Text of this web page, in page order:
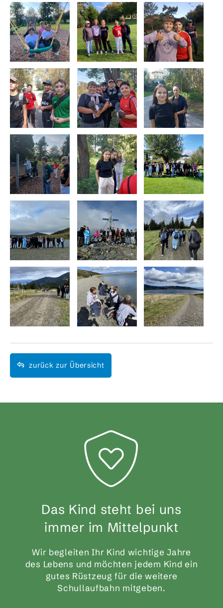
zurück zur Übersicht
Das Kind steht bei uns
immer im Mittelpunkt
Wir begleiten Ihr Kind wichtige Jahre
des Lebens und möchten jedem Kind ein
gutes Rüstzeug für die weitere
Schullaufbahn mitgeben.